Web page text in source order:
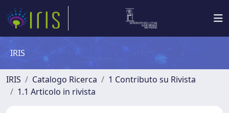
IRIS
IRIS Catalogo Ricerca
1 Contributo su Rivista
1.1 Articolo in rivista